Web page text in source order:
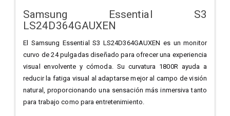
Samsung Essential S3
LS24D364GAUXEN
El Samsung Essential S3 LS24D364GAUXEN es un monitor
curvo de 24 pulgadas diseñado para ofrecer una experiencia
visual envolvente y cómoda. Su curvatura 1800R ayuda a
reducir la fatiga visual al adaptarse mejor al campo de visión
natural, proporcionando una sensación más inmersiva tanto
para trabajo como para entretenimiento.